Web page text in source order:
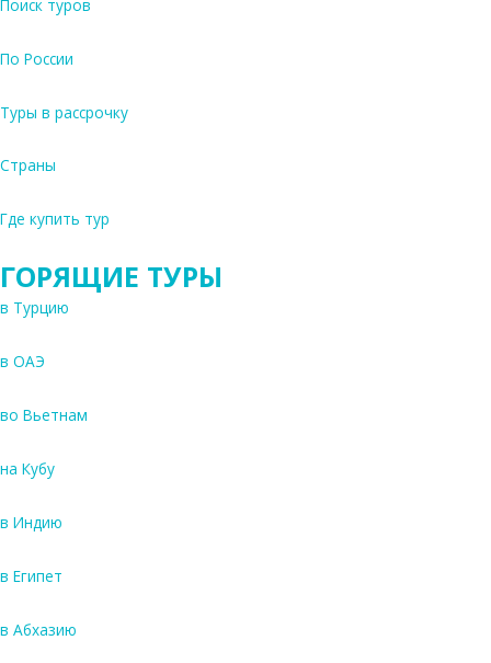
Поиск туров
По России
Туры в рассрочку
Страны
Где купить тур
ГОРЯЩИЕ ТУРЫ
в Турцию
в ОАЭ
во Вьетнам
на Кубу
в Индию
в Египет
в Абхазию